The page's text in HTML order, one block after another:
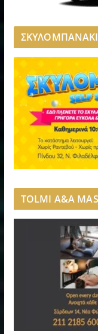
ΣΚΥΛΟΜΠΑΝΑΚΙ
TOLMI A&A